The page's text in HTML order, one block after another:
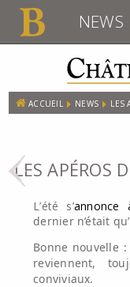
NEWS
ACCUEIL NEWS LES
LES APÉROS
L’été s’annonce
dernier n’était
Bonne nouvelle
reviennent,
conviviaux.